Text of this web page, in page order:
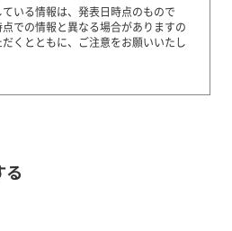
いる情報は、発表日時点のもので
での情報と異なる場合がありますの
くとともに、ご注意をお願いいたし
る